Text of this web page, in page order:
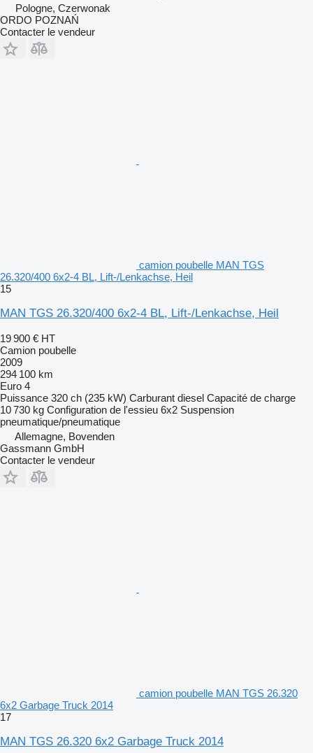
Pologne, Czerwonak
ORDO POZNAŃ
Contacter le vendeur
camion poubelle MAN TGS
26.320/400 6x2-4 BL, Lift-/Lenkachse, Heil
15
MAN TGS 26.320/400 6x2-4 BL, Lift-/Lenkachse, Heil
19 900 € HT
Camion poubelle
2009
294 100 km
Euro 4
Puissance 320 ch (235 kW) Carburant diesel Capacité de charge
10 730 kg Configuration de l'essieu 6x2 Suspension
pneumatique/pneumatique
Allemagne, Bovenden
Gassmann GmbH
Contacter le vendeur
camion poubelle MAN TGS 26.320
6x2 Garbage Truck 2014
17
MAN TGS 26.320 6x2 Garbage Truck 2014